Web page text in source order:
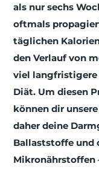
als nur sechs
oftmals
täglichen
den Verlauf von
viel langfristigere
Diät. Um diesen
können dir
daher deine
Ballaststoffe und
Mikronährstoffen